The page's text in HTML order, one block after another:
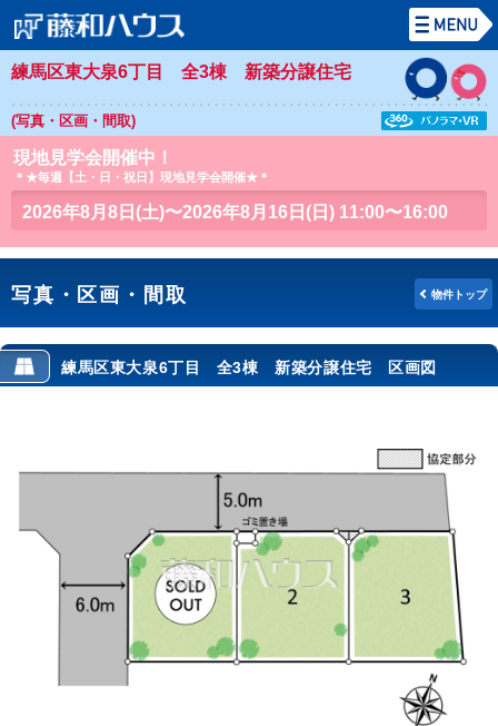
練馬区東大泉6丁目 全3棟 新築分譲住宅
(写真・区画・間取)
現地見学会開催中！
＊★毎週【土・日・祝日】現地見学会開催★＊
2026年8月8日(土)〜2026年8月16日(日) 11:00〜16:00
物件トップ
写真・区画・間取
練馬区東大泉6丁目 全3棟 新築分譲住宅 区画図